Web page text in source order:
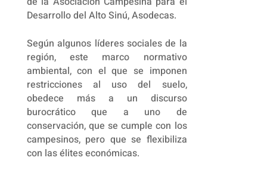
Desarrollo del Alto Sinú, Asodecas.
Según algunos líderes sociales de la
región, este marco normativo
ambiental, con el que se imponen
restricciones al uso del suelo,
obedece más a un discurso
burocrático que a uno de
conservación, que se cumple con los
campesinos, pero que se flexibiliza
con las élites económicas.